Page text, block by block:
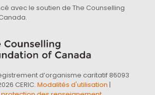
avec le soutien de The Counselling
d’organisme caritatif 86093
CERIC. Modalités d'utilisation |